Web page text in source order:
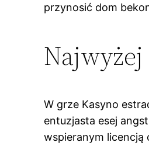
przynosić dom
W grze Kasyno
entuzjasta esej
wspieranym licencją